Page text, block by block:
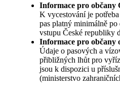
Informace pro občany
K vycestování je
pas platný minimálně
vstupu České republiky
Informace pro občany
Údaje o pasových a
přibližných lhůt pro
jsou k dispozici u
(ministerstvo